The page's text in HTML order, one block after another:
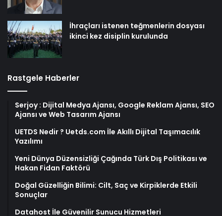
İhraçları istenen teğmenlerin dosyası
ikinci kez disiplin kurulunda
Rastgele Haberler
Serjoy : Dijital Medya Ajansı, Google Reklam Ajansı, SEO
Ajansı ve Web Tasarım Ajansı
UETDS Nedir ? Uetds.com İle Akıllı Dijital Taşımacılık
Yazılımı
Yeni Dünya Düzensizliği Çağında Türk Dış Politikası ve
Hakan Fidan Faktörü
Doğal Güzelliğin Bilimi: Cilt, Saç ve Kirpiklerde Etkili
Sonuçlar
Datahost İle Güvenilir Sunucu Hizmetleri